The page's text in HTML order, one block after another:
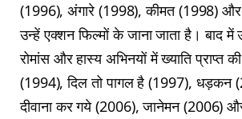
(1996), अंगारे (1998), कीमत (1998)
उन्हें एक्शन फिल्मों के जाना जाता है। बाद में
रोमांस और हास्य अभिनयों में ख्याति प्राप्त
(1994), दिल तो पागल है (1997), धड़कन
दीवाना कर गये (2006), जानेमन (2006)